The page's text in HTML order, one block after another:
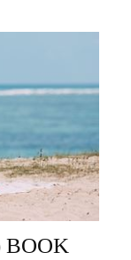
BOOK